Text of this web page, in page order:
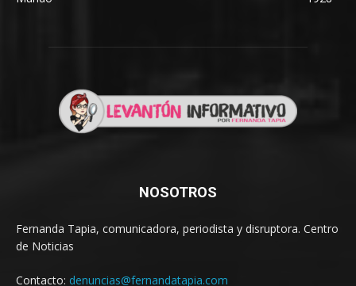
NOSOTROS
Fernanda Tapia, comunicadora, periodista y disruptora. Centro
de Noticias
Contacto: denuncias@fernandatapia.com